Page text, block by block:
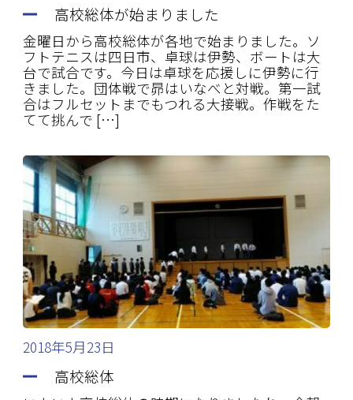
高校総体が始まりました
金曜日から高校総体が各地で始まりました。ソ
フトテニスは四日市、卓球は伊勢、ボートは大
台で試合です。今日は卓球を応援しに伊勢に行
きました。団体戦で昴はいなべと対戦。第一試
合はフルセットまでもつれる大接戦。作戦をた
てて挑んで […]
2018年5月23日
高校総体